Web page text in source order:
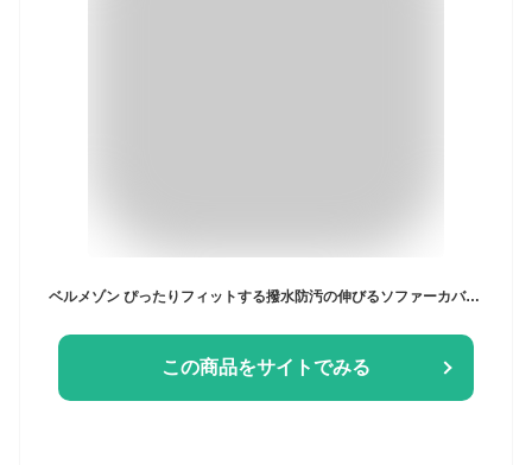
ベルメゾン ぴったりフィットする撥水防汚の伸びるソファーカバー 「 アイボリー ベージュ グリーン ブラウン ライトグレー 」◆ カウチソファー右用（肘掛けあり） カウチソファー左用（肘掛けあり） ◆(タイプ)◇ ソファー ソファ カバー 汚れ 防止 リビング フィット ◇
この商品をサイトでみる